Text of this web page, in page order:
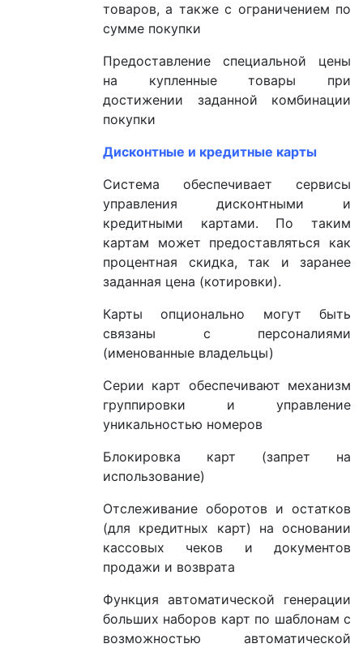
товаров, а также с ограничением по
сумме покупки
Предоставление специальной цены
на купленные товары при
достижении заданной комбинации
покупки
Дисконтные и кредитные карты
Система обеспечивает сервисы
управления дисконтными и
кредитными картами. По таким
картам может предоставляться как
процентная скидка, так и заранее
заданная цена (котировки).
Карты опционально могут быть
связаны с персоналиями
(именованные владельцы)
Серии карт обеспечивают механизм
группировки и управление
уникальностью номеров
Блокировка карт (запрет на
использование)
Отслеживание оборотов и остатков
(для кредитных карт) на основании
кассовых чеков и документов
продажи и возврата
Функция автоматической генерации
больших наборов карт по шаблонам с
возможностью автоматической